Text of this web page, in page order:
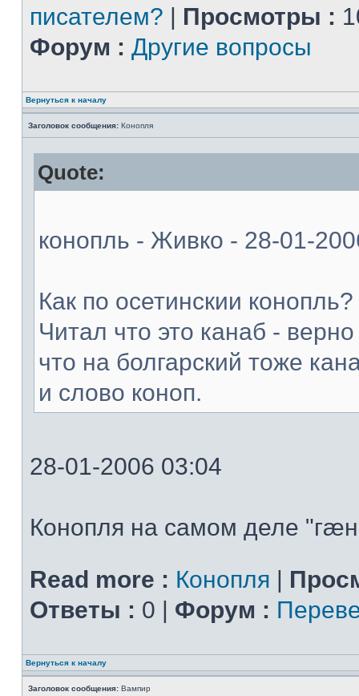
писателем? | Просмотры :
Форум : Другие вопросы
Вернуться к началу
Заголовок сообщения: Конопля
Quote:
конопль - Живко - 28-01-
Как по осетинскии конопль?
Читал что это канаб -
что на болгарский тоже
и слово коноп.
28-01-2006 03:04
Конопля на самом деле
Read more : Конопля |
Ответы : 0 | Форум :
Вернуться к началу
Заголовок сообщения: Вампир